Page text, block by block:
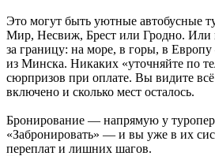
Это могут быть уютные автобусные
Мир, Несвиж, Брест или Гродно. Или
за границу: на море, в горы, в
из Минска. Никаких «уточняйте по
сюрпризов при оплате. Вы видите всё
включено и сколько мест осталось.
Бронирование — напрямую у
«Забронировать» — и вы уже в их
переплат и лишних шагов.